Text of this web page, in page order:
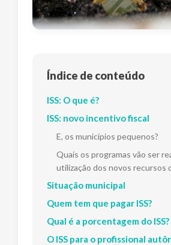
Índice de conteúdo
ISS: O que é?
ISS: novo incentivo fiscal
E, os municípios pequenos?
Quais os programas vão ser
utilização dos novos recursos
Situação municipal
Quem tem que pagar ISS?
Qual é a porcentagem do ISS?
O ISS para o profissional